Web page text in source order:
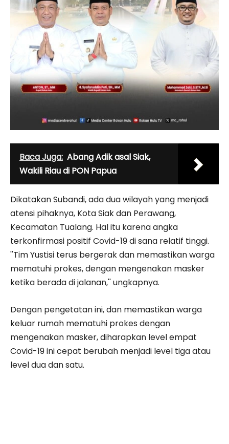
Baca Juga: Abang Adik asal Siak,
Wakili Riau di PON Papua
Dikatakan Subandi, ada dua wilayah yang menjadi
atensi pihaknya, Kota Siak dan Perawang,
Kecamatan Tualang. Hal itu karena angka
terkonfirmasi positif Covid-19 di sana relatif tinggi.
''Tim Yustisi terus bergerak dan memastikan warga
mematuhi prokes, dengan mengenakan masker
ketika berada di jalanan,'' ungkapnya.
Dengan pengetatan ini, dan memastikan warga
keluar rumah mematuhi prokes dengan
mengenakan masker, diharapkan level empat
Covid-19 ini cepat berubah menjadi level tiga atau
level dua dan satu.